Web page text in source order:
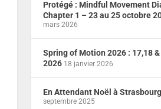
Protégé : Mindful Movement
Chapter 1 – 23 au 25 octobre
mars 2026
Spring of Motion 2026 : 17,18 &
2026 18 janvier 2026
En Attendant Noël à
septembre 2025